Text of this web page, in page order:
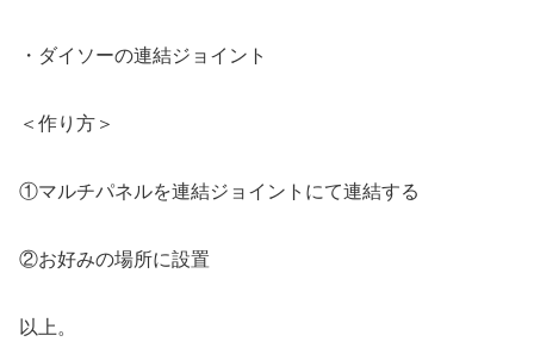
・ダイソーの連結ジョイント
＜作り方＞
①マルチパネルを連結ジョイントにて連結する
②お好みの場所に設置
以上。